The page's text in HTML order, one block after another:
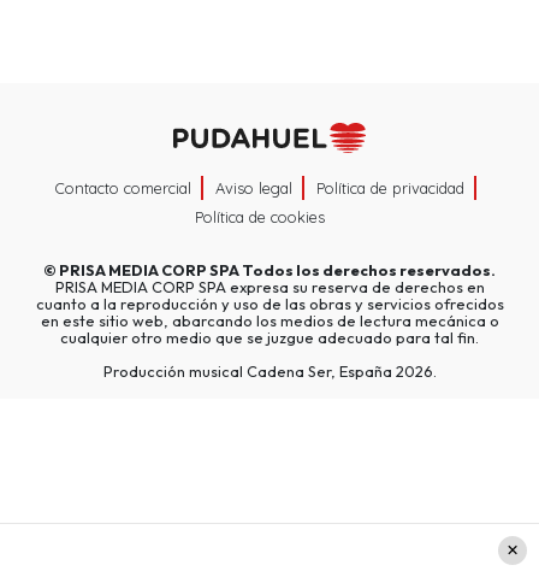
Contacto comercial Aviso legal
Política de privacidad
Política de cookies
© PRISA MEDIA CORP SPATodos los derechos reservados.
PRISA MEDIA CORP SPA expresa su reserva de derechos en
cuanto a la reproducción y uso de las obras y servicios ofrecidos
en este sitio web, abarcando los medios de lectura mecánica o
cualquier otro medio que se juzgue adecuado para tal fin.
Producción musical Cadena Ser, España 2026.